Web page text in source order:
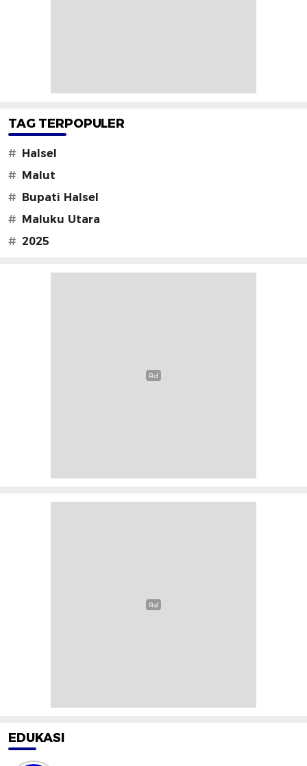
TAG TERPOPULER
#
Halsel
#
Malut
#
Bupati Halsel
#
Maluku Utara
# 2025
EDUKASI